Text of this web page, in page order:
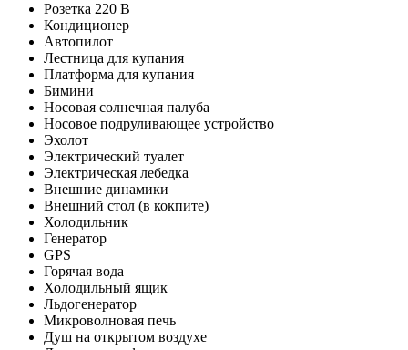
Розетка 220 В
Кондиционер
Автопилот
Лестница для купания
Платформа для купания
Бимини
Носовая солнечная палуба
Носовое подруливающее устройство
Эхолот
Электрический туалет
Электрическая лебедка
Внешние динамики
Внешний стол (в кокпите)
Холодильник
Генератор
GPS
Горячая вода
Холодильный ящик
Льдогенератор
Микроволновая печь
Душ на открытом воздухе